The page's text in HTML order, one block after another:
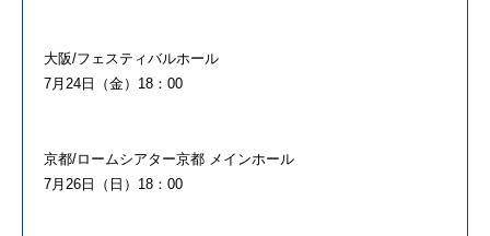
大阪/フェスティバルホール
7月24日（金）18：00
京都/ロームシアター京都 メインホール
7月26日（日）18：00